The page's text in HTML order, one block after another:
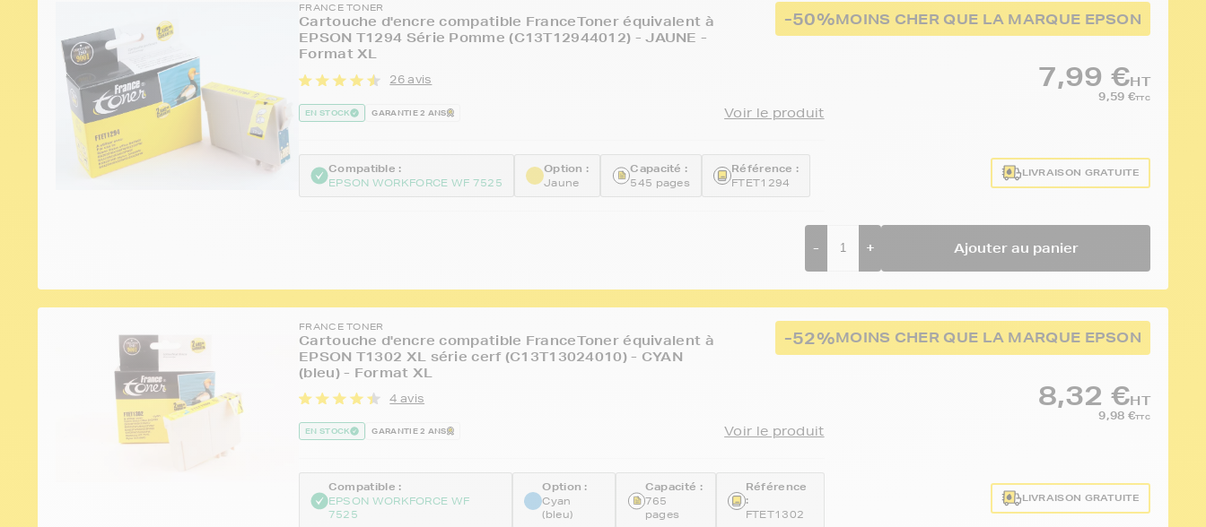
-50%MOINS CHER QUE LA MARQUE EPSON
FRANCE TONER
Cartouche d'encre compatible FranceToner équivalent à
EPSON T1294 Série Pomme (C13T12944012) - JAUNE -
Format XL
26 avis
EN STOCK GARANTIE 2 ANS Voir le produit
Compatible :
EPSON WORKFORCE WF 7525
Option :
Jaune
Capacité :
545 pages
Référence :
FTET1294
7,99 €HT
9,59 €TTC
LIVRAISON GRATUITE
- + Ajouter au panier
-52%MOINS CHER QUE LA MARQUE EPSON
FRANCE TONER
Cartouche d'encre compatible FranceToner équivalent à
EPSON T1302 XL série cerf (C13T13024010) - CYAN
(bleu) - Format XL
4 avis
EN STOCK GARANTIE 2 ANS Voir le produit
Compatible :
EPSON WORKFORCE WF
7525
Option :
Cyan
(bleu)
Capacité :
765
pages
Référence
:
FTET1302
8,32 €HT
9,98 €TTC
LIVRAISON GRATUITE